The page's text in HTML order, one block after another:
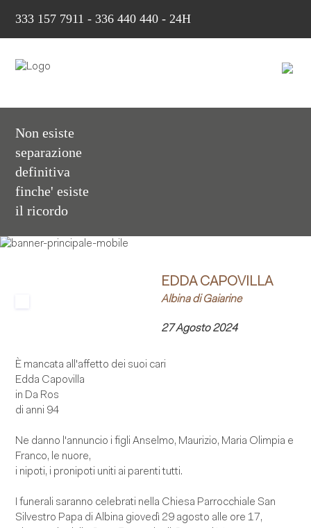
333 157 7911 - 336 440 440 - 24H
Non esiste
separazione
definitiva
finche' esiste
il ricordo
EDDA CAPOVILLA
Albina di Gaiarine
27 Agosto 2024
È mancata all'affetto dei suoi cari
Edda Capovilla
in Da Ros
di anni 94
Ne danno l'annuncio i figli Anselmo, Maurizio, Maria Olimpia e
Franco, le nuore,
i nipoti, i pronipoti uniti ai parenti tutti.
I funerali saranno celebrati nella Chiesa Parrocchiale San
Silvestro Papa di Albina giovedì 29 agosto alle ore 17,